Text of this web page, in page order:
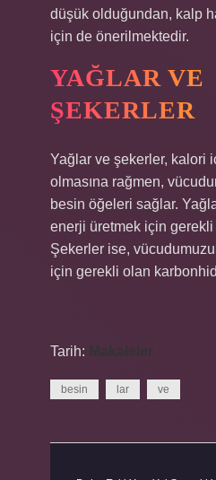
düşük olduğundan, kalp
için de önerilmektedir.
YAĞLAR VE
ŞEKERLER
Yağlar ve şekerler, kalori
olmasına rağmen,
besin öğeleri sağlar.
enerji üretmek için
Şekerler ise,
için gerekli olan
Tarih: Makaleler
besin lar ve